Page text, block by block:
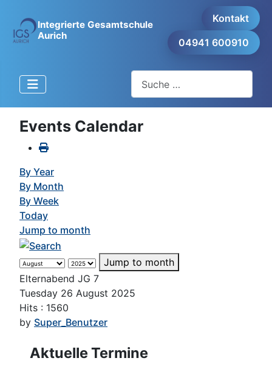
Integrierte Gesamtschule
Aurich
Kontakt
04941 600910
Events Calendar
By Year
By Month
By Week
Today
Jump to month
Jump to month
Elternabend JG 7
Tuesday 26 August 2025
Hits : 1560
by Super_Benutzer
Aktuelle Termine